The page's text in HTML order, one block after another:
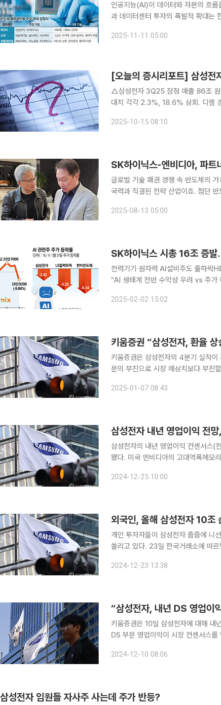
인공지능(AI)이 데이터와 자본의 흐
과 데이터센터 투자의 폭발적 확대는
이투데이는 '긍정 회로, AI 슈퍼사이
2025-11-11 05:00
△삼성전자 3Q25 잠정 매출 86조
대치 각각 2.3%, 18.6% 상회. 디램
QoQ). 4Q25 15조
2025-10-15 08:10
글로벌 기술 패권 경쟁 속 반도체의
국력과 직결된 전략 산업이죠. 첨단
듯 중요한 반도체는 명실상부한 한국
2025-08-13 05:00
SK하이닉스 시총 16조 증
전력기기·원자력 AI설비주도 줄하락
“AI 생태계 전반 수악성 우려 vs 주가 하락 과도” 중국이 만든 생성형 인공
력 등 AI 설비투자 관련 기업들의 단
2025-02-02 15:02
키움증권 “삼성전자, 환율
키움증권은 삼성전자의 4분기 실적
문의 부진으로 시장 예상치보다 부진
는 것이다. 7일 박유악 키움증
2025-01-07 08:43
삼성전자의 내년 영업이익 컨센서스
됐다. 미국 엔비디아의 고대역폭메모
시로 주가 반등의 계기를 마련하나 싶
2024-12-25 10:00
외국인, 올해 삼성전자 10
개인 투자자들이 삼성전자 줍줍에 니
쏠리고 있다. 23일 한국거래소에 따르면 올해 들어 20일까지 외국인 투자자가 순매도한 삼성전자
2024-12-23 13:38
키움증권은 10일 삼성전자에 대해 내
DS 부문 영업이익이 시장 컨센서스
망치를 추가 하향 조정했다. 삼성전자
2024-12-10 08:06
삼성전자 임원들 자사주 사는데 주가 반등?